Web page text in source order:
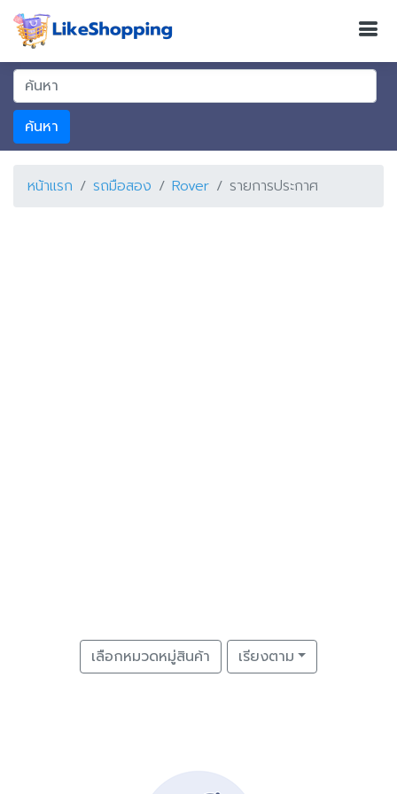
ค้นหา
หน้าแรก รถมือสอง Rover รายการประกาศ
เลือกหมวดหมู่สินค้า เรียงตาม